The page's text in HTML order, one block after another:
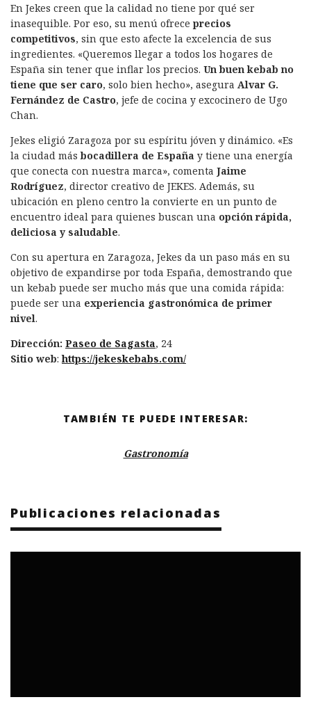
En Jekes creen que la calidad no tiene por qué ser
inasequible. Por eso, su menú ofrece precios
competitivos, sin que esto afecte la excelencia de sus
ingredientes. «Queremos llegar a todos los hogares de
España sin tener que inflar los precios. Un buen kebab no
tiene que ser caro, solo bien hecho», asegura Alvar G.
Fernández de Castro, jefe de cocina y excocinero de Ugo
Chan.
Jekes eligió Zaragoza por su espíritu jóven y dinámico. «Es
la ciudad másbocadillera de España y tiene una energía
que conecta con nuestra marca», comenta Jaime
Rodríguez, director creativo de JEKES. Además, su
ubicación en pleno centro la convierte en un punto de
encuentro ideal para quienes buscan una opción rápida,
deliciosa y saludable.
Con su apertura en Zaragoza, Jekes da un paso más en su
objetivo de expandirse por toda España, demostrando que
un kebab puede ser mucho más que una comida rápida:
puede ser una experiencia gastronómica de primer
nivel.
Dirección: Paseo de Sagasta, 24
Sitio web:https://jekeskebabs.com/
TAMBIÉN TE PUEDE INTERESAR:
Gastronomía
Publicaciones relacionadas